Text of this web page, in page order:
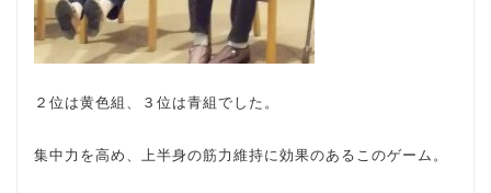
２位は黄色組、３位は青組でした。
集中力を高め、上半身の筋力維持に効果のあるこのゲーム。